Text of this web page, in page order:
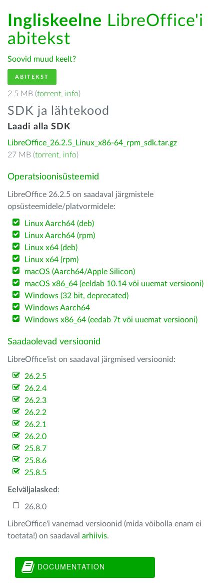
Ingliskeelne LibreOffice'i
abitekst
Soovid muud keelt?
ABITEKST
2.5 MB (torrent, info)
SDK ja lähtekood
Laadi alla SDK
LibreOffice_26.2.5_Linux_x86-64_rpm_sdk.tar.gz
27 MB (torrent, info)
Operatsioonisüsteemid
LibreOffice 26.2.5 on saadaval järgmistele
opsüsteemidele/platvormidele:
Linux Aarch64 (deb)
Linux Aarch64 (rpm)
Linux x64 (deb)
Linux x64 (rpm)
macOS (Aarch64/Apple Silicon)
macOS x86_64 (eeldab 10.14 või uuemat versiooni)
Windows (32 bit, deprecated)
Windows Aarch64
Windows x86_64 (eedab 7t või uuemat versiooni)
Saadaolevad versioonid
LibreOffice'ist on saadaval järgmised versioonid:
26.2.5
26.2.4
26.2.3
26.2.2
26.2.1
26.2.0
25.8.7
25.8.6
25.8.5
Eelväljalasked :
26.8.0
LibreOffice'i vanemad versioonid (mida võibolla enam ei
toetata!) on saadaval arhiivis.
DOCUMENTATION